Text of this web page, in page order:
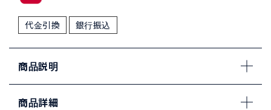
代金引換 銀行振込
商品説明
商品詳細